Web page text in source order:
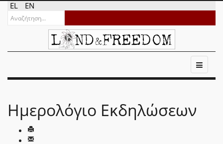
EL EN
Ημερολόγιο Εκδηλώσεων